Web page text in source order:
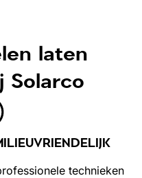
laten
Solarco
technieken